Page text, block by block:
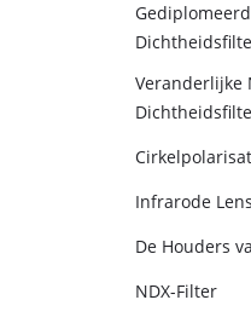
Veranderlijke
Infrarode
De Houders
NDX-Filter